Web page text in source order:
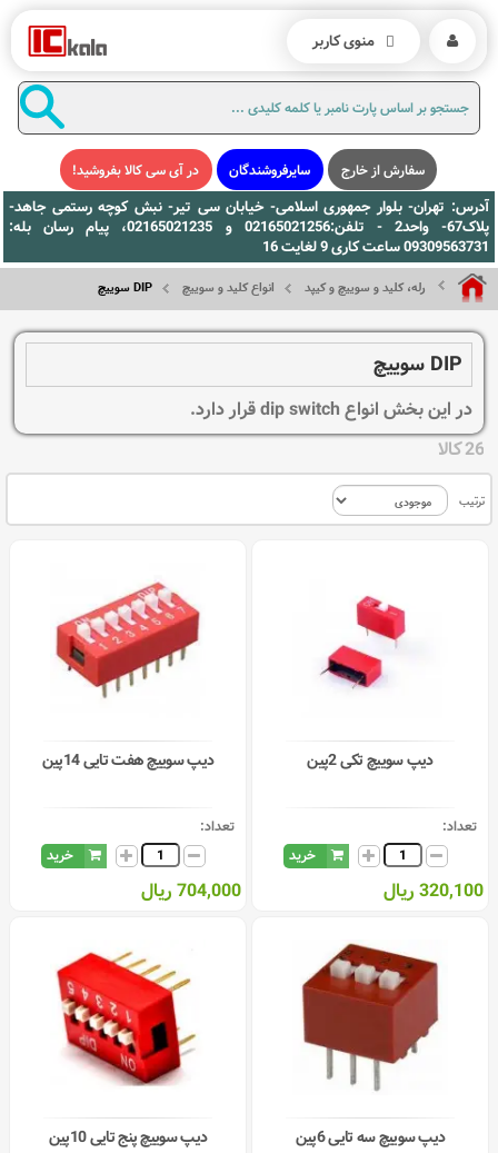
سفارش از خارج سایرفروشندگان در آی سی کالا بفروشید!
آدرس: تهران- بلوار جمهوری اسلامی- خیابان سی تیر- نبش کوچه رستمی جاهد-
پلاک67- واحد2 - تلفن:02165021256 و 02165021235، پیام رسان بله:
09309563731 ساعت کاری 9 لغایت 16
رله، کلید و سوییچ و کیپد انواع کلید و سوییچ DIP سوییچ
DIP سوییچ
در این بخش انواع dip switch قرار دارد.
26 کالا
ترتیب
دیپ سوییچ تکی 2پین
تعداد:
خرید
320,100 ریال
دیپ سوییچ هفت تایی 14پین
تعداد:
خرید
704,000 ریال
دیپ سوییچ سه تایی 6پین دیپ سوییچ پنج تایی 10پین
منوی کاربر